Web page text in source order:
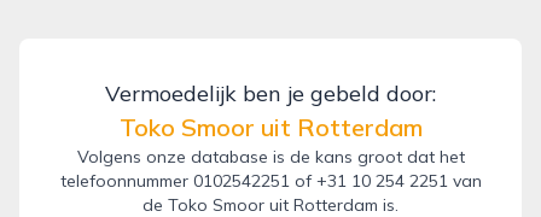
Vermoedelijk ben je gebeld door:
Toko Smoor uit Rotterdam
Volgens onze database is de kans groot dat het
telefoonnummer 0102542251 of +31 10 254 2251 van
de Toko Smoor uit Rotterdam is.